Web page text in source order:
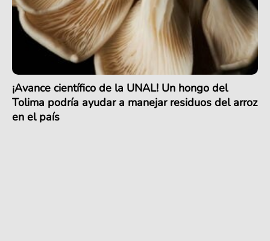
¡Avance científico de la UNAL! Un hongo del
Tolima podría ayudar a manejar residuos del arroz
en el país